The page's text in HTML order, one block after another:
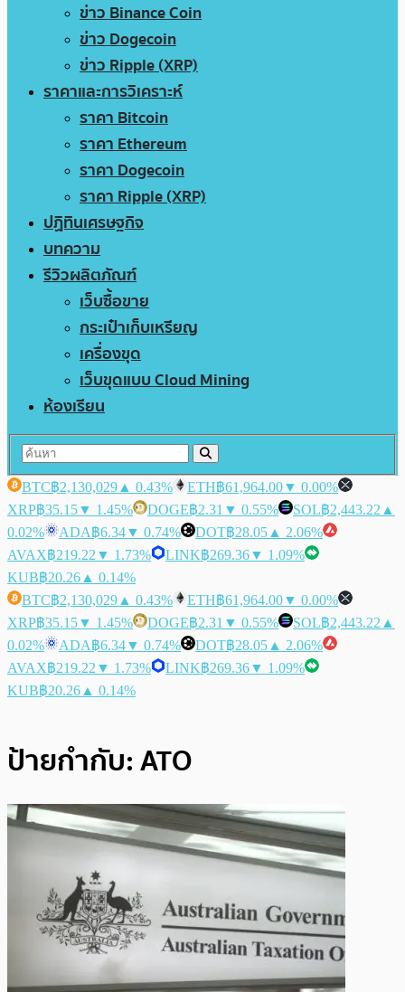
ข่าว Binance Coin
ข่าว Dogecoin
ข่าว Ripple (XRP)
ราคาและการวิเคราะห์
ราคา Bitcoin
ราคา Ethereum
ราคา Dogecoin
ราคา Ripple (XRP)
ปฏิทินเศรษฐกิจ
บทความ
รีวิวผลิตภัณฑ์
เว็บซื้อขาย
กระเป๋าเก็บเหรียญ
เครื่องขุด
เว็บขุดแบบ Cloud Mining
ห้องเรียน
BTC฿2,130,029 ▲ 0.43% ETH฿61,964.00▼ 0.00%
XRP฿35.15▼ 1.45% DOGE฿2.31 ▼ 0.55% SOL฿2,443.22 ▲
0.02%
ADA฿6.34▼ 0.74% DOT฿28.05 ▲ 2.06%
AVAX฿219.22 ▼ 1.73% LINK฿269.36▼ 1.09%
KUB฿20.26 ▲ 0.14%
BTC฿2,130,029 ▲ 0.43% ETH฿61,964.00▼ 0.00%
XRP฿35.15▼ 1.45% DOGE฿2.31 ▼ 0.55% SOL฿2,443.22 ▲
0.02%
ADA฿6.34▼ 0.74% DOT฿28.05 ▲ 2.06%
AVAX฿219.22 ▼ 1.73% LINK฿269.36▼ 1.09%
KUB฿20.26 ▲ 0.14%
ป้ายกำกับ:ATO